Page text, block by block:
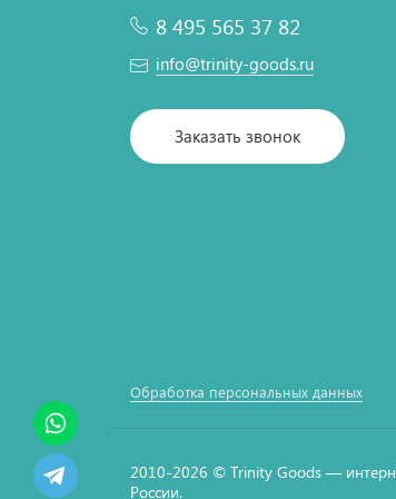
8 495 565 37 82
info@trinity-goods.ru
Заказать звонок
Обработка персональных данных
2010-2026 © Тrinity Goods —
России.